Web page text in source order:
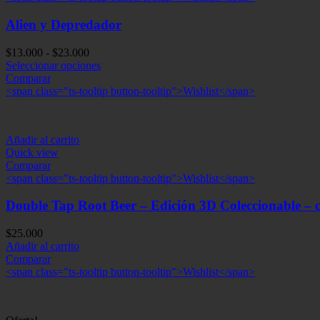
Alien y Depredador
$13.000 - $23.000
de
desde
Seleccionar opciones
Comparar
<span class="ts-tooltip button-tooltip">Wishlist</span>
Añadir al carrito
Quick view
Comparar
<span class="ts-tooltip button-tooltip">Wishlist</span>
Double Tap Root Beer – Edición 3D Coleccionable –
$25.000
Añadir al carrito
Comparar
<span class="ts-tooltip button-tooltip">Wishlist</span>